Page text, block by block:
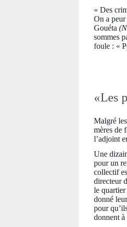
« Des
On a
Gouéta
sommes
foule : «
«Les
Malgré
mères de
l’adjoint
Une
pour un
collectif
directeur
le
donné
pour
donnent